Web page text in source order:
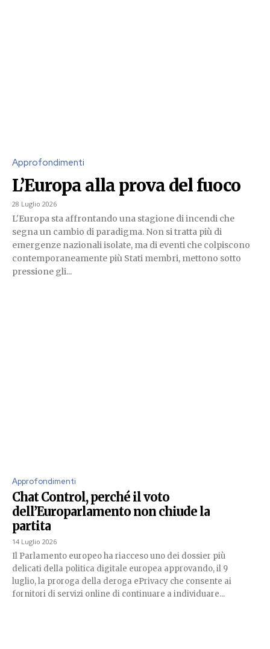
Approfondimenti
L’Europa alla prova del fuoco
28 Luglio 2026
L'Europa sta affrontando una stagione di incendi che
segna un cambio di paradigma. Non si tratta più di
emergenze nazionali isolate, ma di eventi che colpiscono
contemporaneamente più Stati membri, mettono sotto
pressione gli...
Approfondimenti
Chat Control, perché il voto
dell’Europarlamento non chiude la
partita
14 Luglio 2026
Il Parlamento europeo ha riacceso uno dei dossier più
delicati della politica digitale europea approvando, il 9
luglio, la proroga della deroga ePrivacy che consente ai
fornitori di servizi online di continuare a individuare...